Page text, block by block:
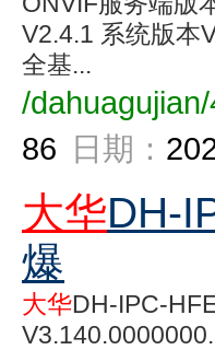
V2.4.1 系统版本
全基...
/
86 日期：
大华DH-
爆
大华DH-IPC-